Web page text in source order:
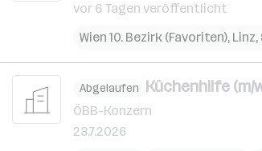
vor 6 Tagen veröffentlicht
Wien 10. Bezirk (Favoriten), Linz,
Abgelaufen Küchenhilfe (m/
ÖBB-Konzern
23.7.2026